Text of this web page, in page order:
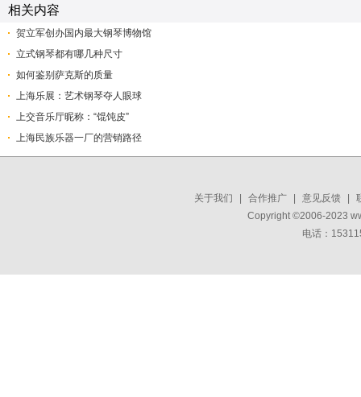
相关内容
贺立军创办国内最大钢琴博物馆
立式钢琴都有哪几种尺寸
如何鉴别萨克斯的质量
上海乐展：艺术钢琴夺人眼球
上交音乐厅昵称：“馄饨皮”
上海民族乐器一厂的营销路径
关于我们 合作推广 意见反馈
Copyright ©2006-2023
电话：